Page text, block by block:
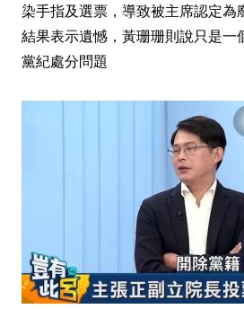
染手指及選票，導致被主席認定為
結果表示遺憾，黃珊珊則說只是一
黨紀處分問題